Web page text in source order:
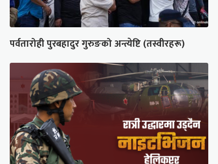
पर्वतारोही पुरबहादुर गुरुङको अन्त्येष्टि (तस्वीरहरू)